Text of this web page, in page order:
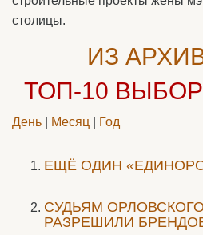
столицы.
ИЗ
ТОП-10
День Месяц Год
ЕЩЁ ОДИН
CУДЬЯМ
РАЗРЕШИЛИ